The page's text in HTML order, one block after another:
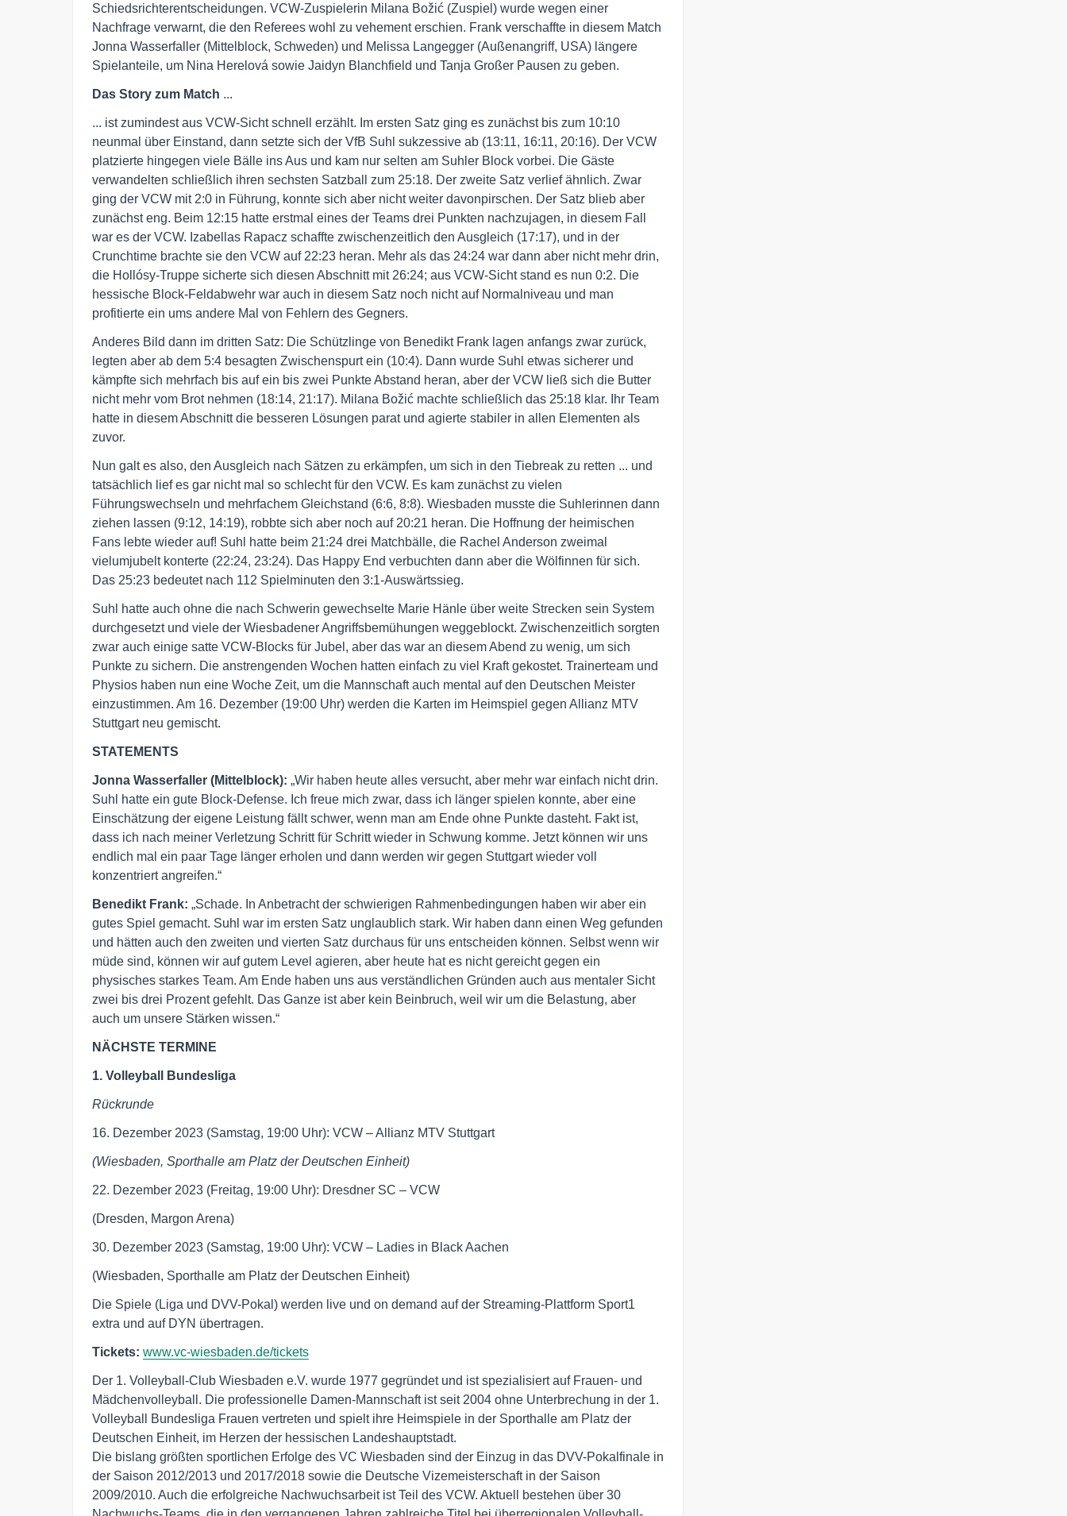
Schiedsrichterentscheidungen. VCW-Zuspielerin Milana Božić (Zuspiel) wurde wegen einer
Nachfrage verwarnt, die den Referees wohl zu vehement erschien. Frank verschaffte in diesem Match
Jonna Wasserfaller (Mittelblock, Schweden) und Melissa Langegger (Außenangriff, USA) längere
Spielanteile, um Nina Herelová sowie Jaidyn Blanchfield und Tanja Großer Pausen zu geben.
Das Story zum Match ...
... ist zumindest aus VCW-Sicht schnell erzählt. Im ersten Satz ging es zunächst bis zum 10:10
neunmal über Einstand, dann setzte sich der VfB Suhl sukzessive ab (13:11, 16:11, 20:16). Der VCW
platzierte hingegen viele Bälle ins Aus und kam nur selten am Suhler Block vorbei. Die Gäste
verwandelten schließlich ihren sechsten Satzball zum 25:18. Der zweite Satz verlief ähnlich. Zwar
ging der VCW mit 2:0 in Führung, konnte sich aber nicht weiter davonpirschen. Der Satz blieb aber
zunächst eng. Beim 12:15 hatte erstmal eines der Teams drei Punkten nachzujagen, in diesem Fall
war es der VCW. Izabellas Rapacz schaffte zwischenzeitlich den Ausgleich (17:17), und in der
Crunchtime brachte sie den VCW auf 22:23 heran. Mehr als das 24:24 war dann aber nicht mehr drin,
die Hollósy-Truppe sicherte sich diesen Abschnitt mit 26:24; aus VCW-Sicht stand es nun 0:2. Die
hessische Block-Feldabwehr war auch in diesem Satz noch nicht auf Normalniveau und man
profitierte ein ums andere Mal von Fehlern des Gegners.
Anderes Bild dann im dritten Satz: Die Schützlinge von Benedikt Frank lagen anfangs zwar zurück,
legten aber ab dem 5:4 besagten Zwischenspurt ein (10:4). Dann wurde Suhl etwas sicherer und
kämpfte sich mehrfach bis auf ein bis zwei Punkte Abstand heran, aber der VCW ließ sich die Butter
nicht mehr vom Brot nehmen (18:14, 21:17). Milana Božić machte schließlich das 25:18 klar. Ihr Team
hatte in diesem Abschnitt die besseren Lösungen parat und agierte stabiler in allen Elementen als
zuvor.
Nun galt es also, den Ausgleich nach Sätzen zu erkämpfen, um sich in den Tiebreak zu retten ... und
tatsächlich lief es gar nicht mal so schlecht für den VCW. Es kam zunächst zu vielen
Führungswechseln und mehrfachem Gleichstand (6:6, 8:8). Wiesbaden musste die Suhlerinnen dann
ziehen lassen (9:12, 14:19), robbte sich aber noch auf 20:21 heran. Die Hoffnung der heimischen
Fans lebte wieder auf! Suhl hatte beim 21:24 drei Matchbälle, die Rachel Anderson zweimal
vielumjubelt konterte (22:24, 23:24). Das Happy End verbuchten dann aber die Wölfinnen für sich.
Das 25:23 bedeutet nach 112 Spielminuten den 3:1-Auswärtssieg.
Suhl hatte auch ohne die nach Schwerin gewechselte Marie Hänle über weite Strecken sein System
durchgesetzt und viele der Wiesbadener Angriffsbemühungen weggeblockt. Zwischenzeitlich sorgten
zwar auch einige satte VCW-Blocks für Jubel, aber das war an diesem Abend zu wenig, um sich
Punkte zu sichern. Die anstrengenden Wochen hatten einfach zu viel Kraft gekostet. Trainerteam und
Physios haben nun eine Woche Zeit, um die Mannschaft auch mental auf den Deutschen Meister
einzustimmen. Am 16. Dezember (19:00 Uhr) werden die Karten im Heimspiel gegen Allianz MTV
Stuttgart neu gemischt.
STATEMENTS
Jonna Wasserfaller (Mittelblock): „Wir haben heute alles versucht, aber mehr war einfach nicht drin.
Suhl hatte ein gute Block-Defense. Ich freue mich zwar, dass ich länger spielen konnte, aber eine
Einschätzung der eigene Leistung fällt schwer, wenn man am Ende ohne Punkte dasteht. Fakt ist,
dass ich nach meiner Verletzung Schritt für Schritt wieder in Schwung komme. Jetzt können wir uns
endlich mal ein paar Tage länger erholen und dann werden wir gegen Stuttgart wieder voll
konzentriert angreifen.“
Benedikt Frank: „Schade. In Anbetracht der schwierigen Rahmenbedingungen haben wir aber ein
gutes Spiel gemacht. Suhl war im ersten Satz unglaublich stark. Wir haben dann einen Weg gefunden
und hätten auch den zweiten und vierten Satz durchaus für uns entscheiden können. Selbst wenn wir
müde sind, können wir auf gutem Level agieren, aber heute hat es nicht gereicht gegen ein
physisches starkes Team. Am Ende haben uns aus verständlichen Gründen auch aus mentaler Sicht
zwei bis drei Prozent gefehlt. Das Ganze ist aber kein Beinbruch, weil wir um die Belastung, aber
auch um unsere Stärken wissen.“
NÄCHSTE TERMINE
1. Volleyball Bundesliga
Rückrunde
16. Dezember 2023 (Samstag, 19:00 Uhr): VCW – Allianz MTV Stuttgart
(Wiesbaden, Sporthalle am Platz der Deutschen Einheit)
22. Dezember 2023 (Freitag, 19:00 Uhr): Dresdner SC – VCW
(Dresden, Margon Arena)
30. Dezember 2023 (Samstag, 19:00 Uhr): VCW – Ladies in Black Aachen
(Wiesbaden, Sporthalle am Platz der Deutschen Einheit)
Die Spiele (Liga und DVV-Pokal) werden live und on demand auf der Streaming-Plattform Sport1
extra und auf DYN übertragen.
Tickets: www.vc-wiesbaden.de/tickets
Der 1. Volleyball-Club Wiesbaden e.V. wurde 1977 gegründet und ist spezialisiert auf Frauen- und
Mädchenvolleyball. Die professionelle Damen-Mannschaft ist seit 2004 ohne Unterbrechung in der 1.
Volleyball Bundesliga Frauen vertreten und spielt ihre Heimspiele in der Sporthalle am Platz der
Deutschen Einheit, im Herzen der hessischen Landeshauptstadt.
Die bislang größten sportlichen Erfolge des VC Wiesbaden sind der Einzug in das DVV-Pokalfinale in
der Saison 2012/2013 und 2017/2018 sowie die Deutsche Vizemeisterschaft in der Saison
2009/2010. Auch die erfolgreiche Nachwuchsarbeit ist Teil des VCW. Aktuell bestehen über 30